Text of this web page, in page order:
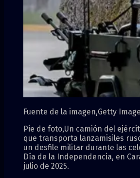
Fuente de la imagen,Getty
Pie de foto,Un camión del
que transporta lanzamisiles
un desfile militar durante las
Día de la Independencia, en
julio de 2025.